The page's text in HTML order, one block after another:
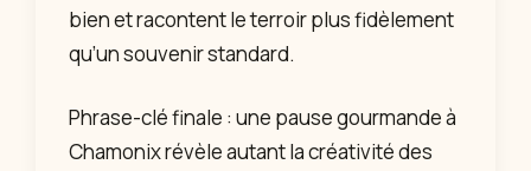
bien et racontent le terroir plus fidèlement
qu’un souvenir standard.
Phrase-clé finale : une pause gourmande à
Chamonix révèle autant la créativité des